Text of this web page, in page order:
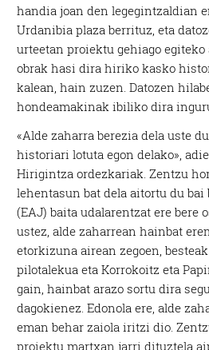
handia joan den legegintzaldian
Urdanibia plaza berrituz, eta
urteetan proiektu gehiago egiteko
obrak hasi dira hiriko kasko
kalean, hain zuzen. Datozen
hondeamakinak ibiliko dira
«Alde zaharra berezia dela uste
historiari lotuta egon delako»,
Hirigintza ordezkariak. Zentzu
lehentasun bat dela aitortu du bai
(EAJ) baita udalarentzat ere bere
ustez, alde zaharrean hainbat
etorkizuna airean zegoen,
pilotalekua eta Korrokoitz eta
gain, hainbat arazo sortu dira
dagokienez. Edonola ere, alde
eman behar zaiola iritzi dio.
proiektu martxan jarri dituztela